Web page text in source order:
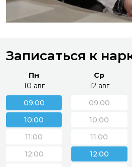
Записаться к
Пн
10 авг
09:00
10:00
11:00
12:00
Ср
12 авг
09:00
10:00
11:00
12:00